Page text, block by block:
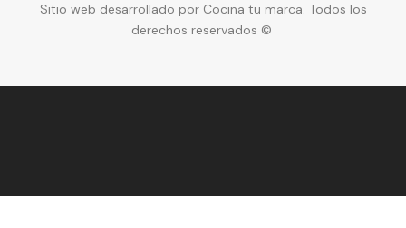
Sitio web desarrollado por Cocina tu marca. Todos los
derechos reservados ©